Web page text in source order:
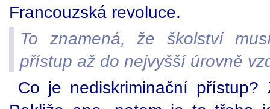
Francouzská revoluce.
To znamená, že školství
přístup až do nejvyšší úrovně
Co je nediskriminační přístup?